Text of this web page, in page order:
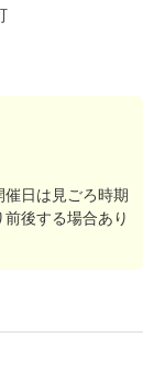
日は見ごろ時期
後する場合あり